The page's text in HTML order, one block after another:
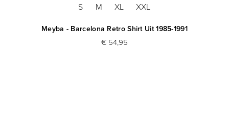
S M XL XXL
Meyba - Barcelona Retro Shirt Uit 1985-1991
€ 54,95